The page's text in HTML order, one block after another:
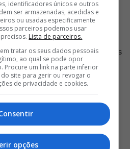
ANTES DO DUELO
Flamengo, equipa
deixou boas indicações antes
identificadores únicos e outros
ser armazenadas, acedidas e
ou usadas especificamente
parceiros podemos usar
Lista de parceiros.
tratar os seus dados pessoais
ao qual se pode opor
Procure um link na parte inferior
site para gerir ou revogar o
de privacidade e cookies.
opções